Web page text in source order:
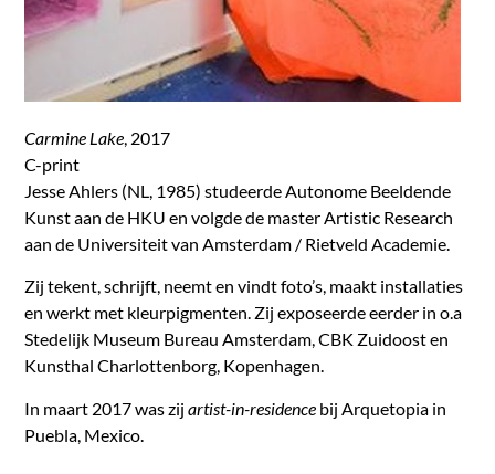
Carmine Lake , 2017
C-print
Jesse Ahlers (NL, 1985) studeerde Autonome Beeldende
Kunst aan de HKU en volgde de master Artistic Research
aan de Universiteit van Amsterdam / Rietveld Academie.
Zij tekent, schrijft, neemt en vindt foto’s, maakt installaties
en werkt met kleurpigmenten. Zij exposeerde eerder in o.a
Stedelijk Museum Bureau Amsterdam, CBK Zuidoost en
Kunsthal Charlottenborg, Kopenhagen.
In maart 2017 was zijartist-in-residence bij Arquetopia in
Puebla, Mexico.